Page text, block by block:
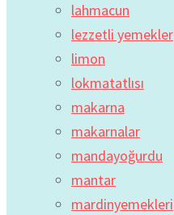
lahmacun
lezzetli yemekler
limon
lokmatatlısı
makarna
makarnalar
mandayoğurdu
mantar
mardinyemekleri